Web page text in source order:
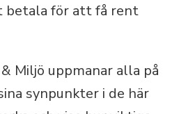
betala för att få rent
Miljö uppmanar alla på
synpunkter i de här